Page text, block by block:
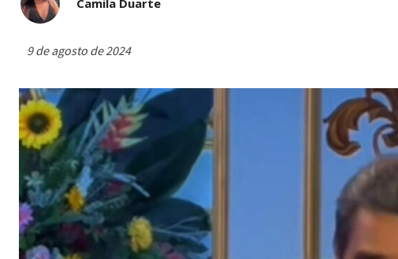
Camila Duarte
9 de agosto de 2024